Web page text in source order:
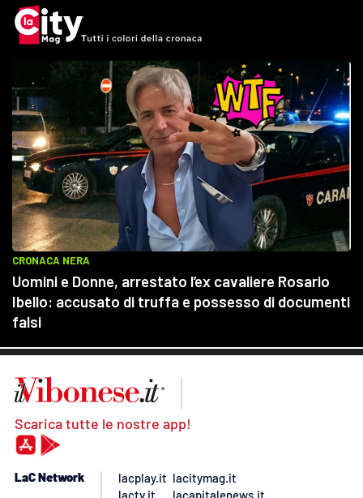
LaC
Network
LACPLAY.IT
LACTV.IT
LACONAIR.IT
LACITYMAG.IT
ILREGGINO.IT
COSENZACHANNEL.IT
ILVIBONESE.IT
CATANZAROCHANNEL.IT
LACAPITALENEWS.IT
App
ANDROID
APPLE
Scarica tutte le nostre app!
LaC Network
lacplay.it
lactv.it
lacitymag.it
lacapitalenews.it